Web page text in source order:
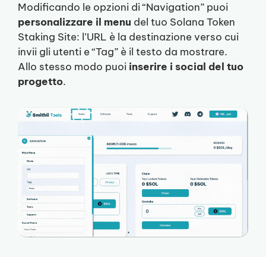
Modificando le opzioni di “Navigation” puoi
personalizzare il menu del tuo Solana Token
Staking Site: l’URL è la destinazione verso cui
invii gli utenti e “Tag” è il testo da mostrare.
Allo stesso modo puoi inserire i social del tuo
progetto.